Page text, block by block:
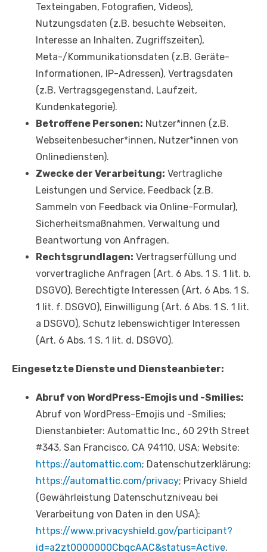
Texteingaben, Fotografien, Videos),
Nutzungsdaten (z.B. besuchte Webseiten,
Interesse an Inhalten, Zugriffszeiten),
Meta-/Kommunikationsdaten (z.B. Geräte-
Informationen, IP-Adressen), Vertragsdaten
(z.B. Vertragsgegenstand, Laufzeit,
Kundenkategorie).
Betroffene Personen: Nutzer*innen (z.B.
Webseitenbesucher*innen, Nutzer*innen von
Onlinediensten).
Zwecke der Verarbeitung: Vertragliche
Leistungen und Service, Feedback (z.B.
Sammeln von Feedback via Online-Formular),
Sicherheitsmaßnahmen, Verwaltung und
Beantwortung von Anfragen.
Rechtsgrundlagen: Vertragserfüllung und
vorvertragliche Anfragen (Art. 6 Abs. 1 S. 1 lit. b.
DSGVO), Berechtigte Interessen (Art. 6 Abs. 1 S.
1 lit. f. DSGVO), Einwilligung (Art. 6 Abs. 1 S. 1 lit.
a DSGVO), Schutz lebenswichtiger Interessen
(Art. 6 Abs. 1 S. 1 lit. d. DSGVO).
Eingesetzte Dienste und Diensteanbieter:
Abruf von WordPress-Emojis und -Smilies:
Abruf von WordPress-Emojis und -Smilies;
Dienstanbieter: Automattic Inc., 60 29th Street
#343, San Francisco, CA 94110, USA; Website:
https://automattic.com; Datenschutzerklärung:
https://automattic.com/privacy; Privacy Shield
(Gewährleistung Datenschutzniveau bei
Verarbeitung von Daten in den USA):
https://www.privacyshield.gov/participant?
id=a2zt0000000CbqcAAC&status=Active.